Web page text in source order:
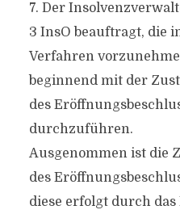
7. Der
3 InsO beauftragt, die
Verfahren
beginnend mit der
des
durchzuführen.
Ausgenommen ist die
des
diese erfolgt durch